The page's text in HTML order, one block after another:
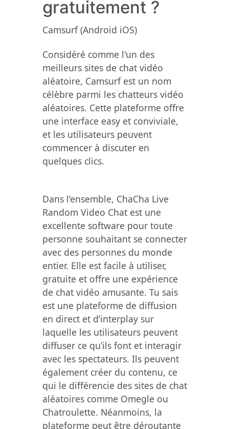
gratuitement ?
Camsurf (Android iOS)
Considéré comme l'un des
meilleurs sites de chat vidéo
aléatoire, Camsurf est un nom
célèbre parmi les chatteurs vidéo
aléatoires. Cette plateforme offre
une interface easy et conviviale,
et les utilisateurs peuvent
commencer à discuter en
quelques clics.
Dans l’ensemble, ChaCha Live
Random Video Chat est une
excellente software pour toute
personne souhaitant se connecter
avec des personnes du monde
entier. Elle est facile à utiliser,
gratuite et offre une expérience
de chat vidéo amusante. Tu sais
est une plateforme de diffusion
en direct et d’interplay sur
laquelle les utilisateurs peuvent
diffuser ce qu’ils font et interagir
avec les spectateurs. Ils peuvent
également créer du contenu, ce
qui le différencie des sites de chat
aléatoires comme Omegle ou
Chatroulette. Néanmoins, la
plateforme peut être déroutante